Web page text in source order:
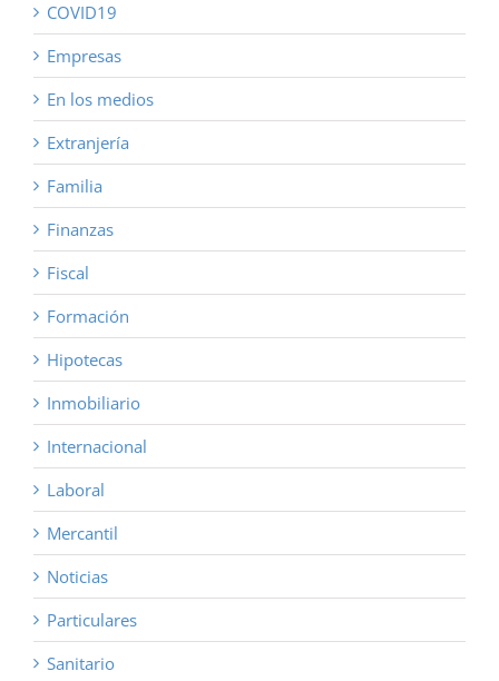
COVID19
Empresas
En los medios
Extranjería
Familia
Finanzas
Fiscal
Formación
Hipotecas
Inmobiliario
Internacional
Laboral
Mercantil
Noticias
Particulares
Sanitario